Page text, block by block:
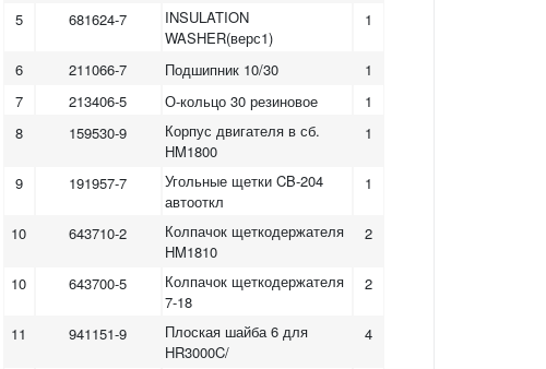
5 681624-7
INSULATION
WASHER(верс1)
1
6 211066-7 Подшипник 10/30
1
7
213406-5 О-кольцо 30 резиновое
1
8
159530-9
Корпус двигателя в сб.
HM1800
1
9 191957-7
Угольные щетки CB-204
автооткл
1
10 643710-2
Колпачок щеткодержателя
HM1810
2
10 643700-5
Колпачок щеткодержателя
7-18
2
11 941151-9
Плоская шайба 6 для
HR3000C/
4